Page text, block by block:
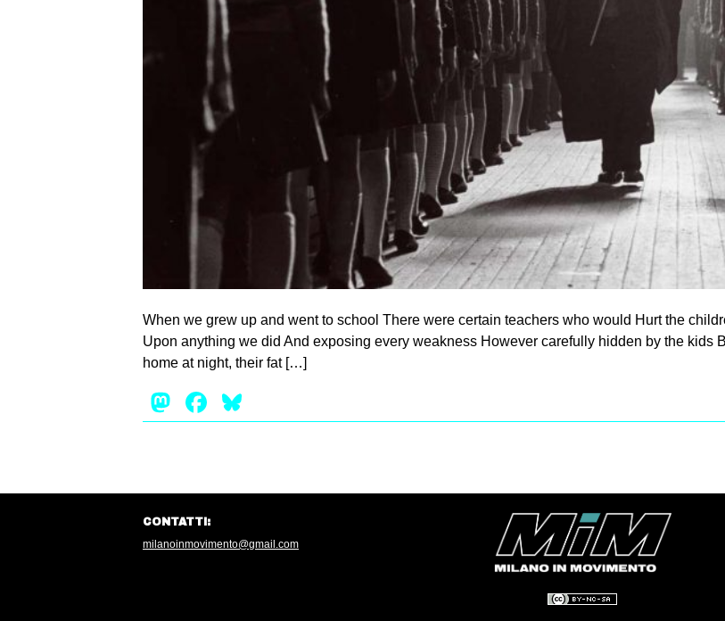
When we grew up and went to school There were certain teachers who would Hurt the
Upon anything we did And exposing every weakness However carefully hidden by the kids
home at night, their fat […]
Mastodon
Facebook
CONTATTI:
milanoinmovimento@gmail.com